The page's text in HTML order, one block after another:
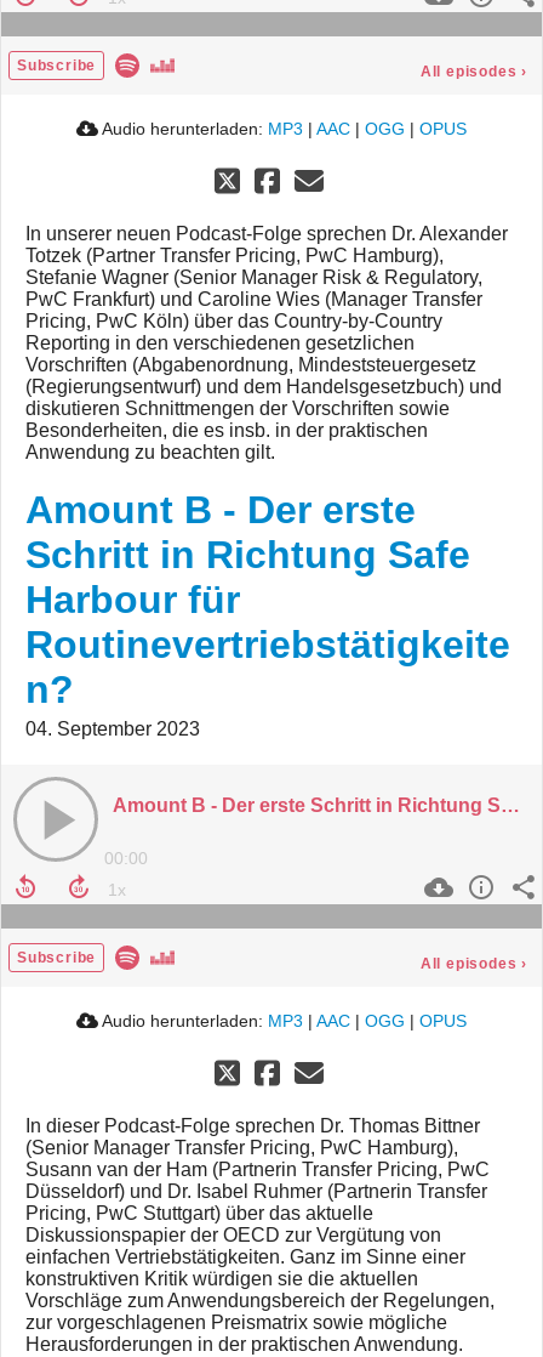
Subscribe All episodes ›
Audio herunterladen: MP3 | AAC | OGG | OPUS
In unserer neuen Podcast-Folge sprechen Dr. Alexander
Totzek (Partner Transfer Pricing, PwC Hamburg),
Stefanie Wagner (Senior Manager Risk & Regulatory,
PwC Frankfurt) und Caroline Wies (Manager Transfer
Pricing, PwC Köln) über das Country-by-Country
Reporting in den verschiedenen gesetzlichen
Vorschriften (Abgabenordnung, Mindeststeuergesetz
(Regierungsentwurf) und dem Handelsgesetzbuch) und
diskutieren Schnittmengen der Vorschriften sowie
Besonderheiten, die es insb. in der praktischen
Anwendung zu beachten gilt.
Amount B - Der erste
Schritt in Richtung Safe
Harbour für
Routinevertriebstätigkeite
n?
04. September 2023
Amount B - Der erste Schritt in Richtung Safe Harbour für Routinevertriebstätigkeiten?
00:00
Subscribe All episodes ›
Audio herunterladen: MP3 | AAC | OGG | OPUS
In dieser Podcast-Folge sprechen Dr. Thomas Bittner
(Senior Manager Transfer Pricing, PwC Hamburg),
Susann van der Ham (Partnerin Transfer Pricing, PwC
Düsseldorf) und Dr. Isabel Ruhmer (Partnerin Transfer
Pricing, PwC Stuttgart) über das aktuelle
Diskussionspapier der OECD zur Vergütung von
einfachen Vertriebstätigkeiten. Ganz im Sinne einer
konstruktiven Kritik würdigen sie die aktuellen
Vorschläge zum Anwendungsbereich der Regelungen,
zur vorgeschlagenen Preismatrix sowie mögliche
Herausforderungen in der praktischen Anwendung.